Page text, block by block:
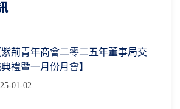
紫荊青年商會二零二五年董事局交
禮暨一月份月會】
01-02